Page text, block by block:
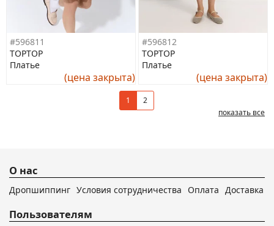
#596811
TOPTOP
Платье
(цена закрыта)
#596812
TOPTOP
Платье
(цена закрыта)
1
2
показать все
О нас
Дропшиппинг Условия сотрудничества Оплата Доставка
Пользователям